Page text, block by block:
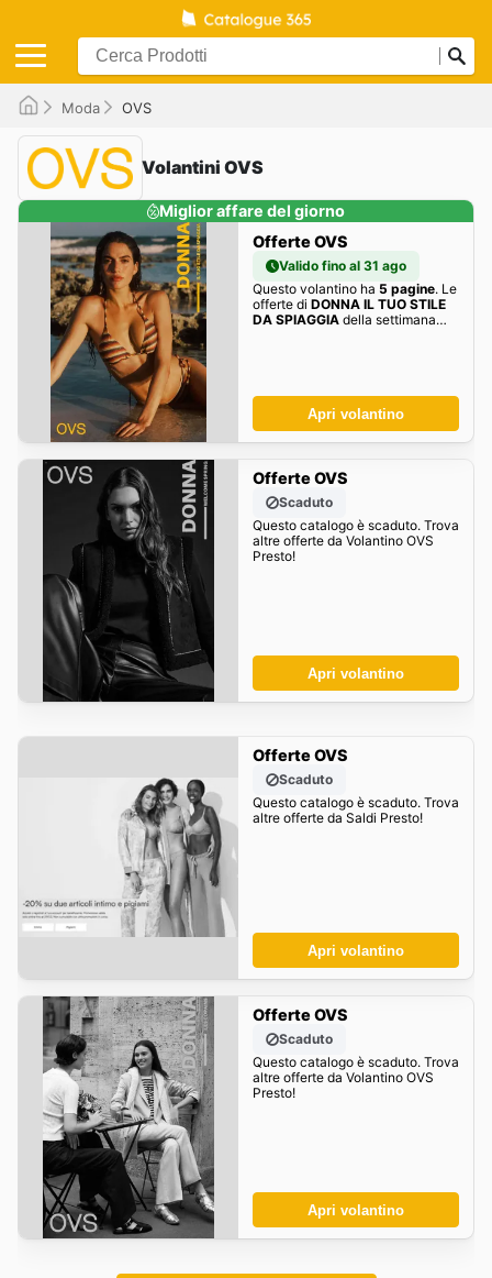
Moda OVS
Volantini OVS
Miglior affare del giorno
Offerte OVS
Valido fino al 31 ago
Questo volantino ha 5 pagine. Le
offerte di DONNA IL TUO STILE
DA SPIAGGIAdella settimana
Apri volantino
Offerte OVS
Scaduto
Questo catalogo è scaduto. Trova
altre offerte da Volantino OVS
Presto!
Apri volantino
Offerte OVS
Scaduto
Questo catalogo è scaduto. Trova
altre offerte da Saldi Presto!
Apri volantino
Offerte OVS
Scaduto
Questo catalogo è scaduto. Trova
altre offerte da Volantino OVS
Presto!
Apri volantino